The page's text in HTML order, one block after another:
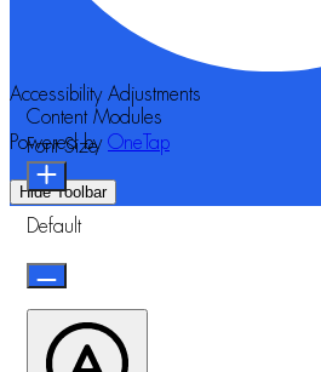
Accessibility Adjustments
Powered by OneTap
Hide Toolbar
Content Modules
Font Size
Default